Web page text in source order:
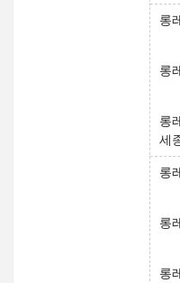
롱
롱
롱
세
롱
롱
롱